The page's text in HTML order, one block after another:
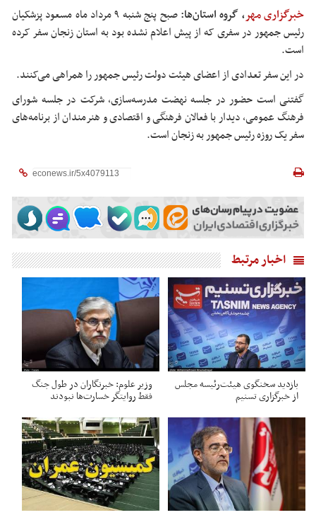
خبرگزاری مهر، گروه استان‌ها:
صبح پنج شنبه ۹ مرداد ماه مسعود پزشکیان
رئیس جمهور در سفری که از پیش اعلام نشده بود به استان زنجان سفر کرده
است.
در این سفر تعدادی از اعضای هیئت دولت رئیس جمهور را همراهی می‌کنند.
گفتنی است حضور در جلسه نهضت مدرسه‌سازی، شرکت در جلسه شورای
فرهنگ عمومی، دیدار با فعالان فرهنگی و اقتصادی و هنرمندان از برنامه‌های
سفر یک روزه رئیس جمهور به زنجان است.
اخبار مرتبط
بازدید سخنگوی هیئت‌رئیسه مجلس
از خبرگزاری تسنیم
وزیر علوم: خبرنگاران در طول جنگ
فقط روایتگر خسارت‌ها نبودند